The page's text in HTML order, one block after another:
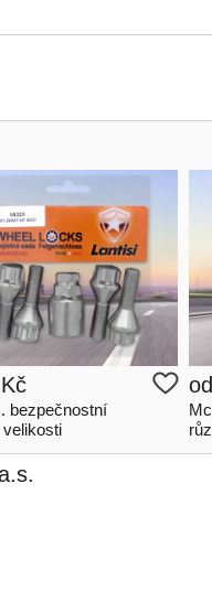
bezpečnostní
velikosti
od